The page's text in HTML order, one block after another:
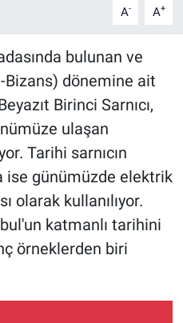
A- A+
bulunan ve
Bizans) dönemine ait
Birinci Sarnıcı,
ulaşan
Tarihi sarnıcın
ise günümüzde elektrik
olarak kullanılıyor.
katmanlı tarihini
örneklerden biri